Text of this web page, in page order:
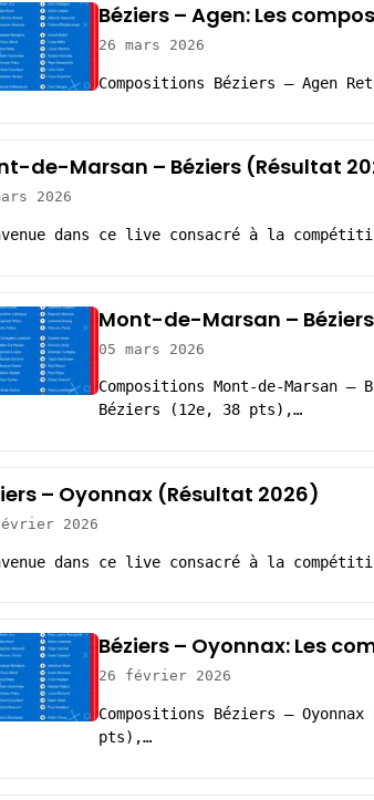
Béziers – Agen: Les
26 mars 2026
Compositions Béziers – Agen
de-Marsan – Béziers (Résultat
2026
dans ce live consacré à la
Mont-de-Marsan –
05 mars 2026
Compositions Mont-de-Marsan
Béziers (12e, 38 pts),…
– Oyonnax (Résultat 2026)
2026
dans ce live consacré à la
Béziers – Oyonnax: Les
26 février 2026
Compositions Béziers –
pts),…